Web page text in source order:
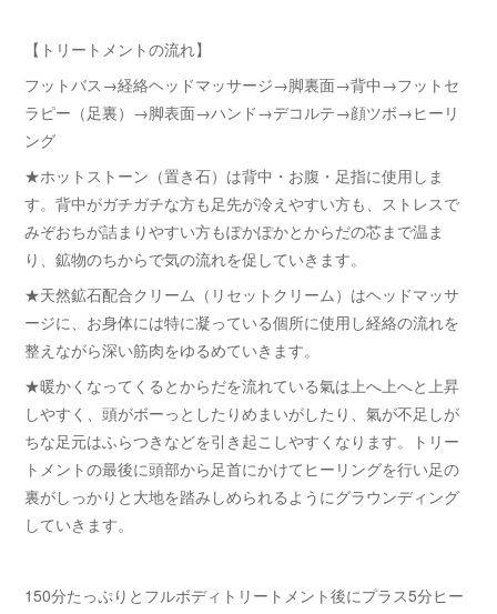
【トリートメントの流れ】
フットバス→経絡ヘッドマッサージ→脚裏面→背中→フットセ
ラピー（足裏）→脚表面→ハンド→デコルテ→顔ツボ→ヒーリ
ング
★ホットストーン（置き石）は背中・お腹・足指に使用しま
す。背中がガチガチな方も足先が冷えやすい方も、ストレスで
みぞおちが詰まりやすい方もぽかぽかとからだの芯まで温ま
り、鉱物のちからで気の流れを促していきます。
★天然鉱石配合クリーム（リセットクリーム）はヘッドマッサ
ージに、お身体には特に凝っている個所に使用し経絡の流れを
整えながら深い筋肉をゆるめていきます。
★暖かくなってくるとからだを流れている氣は上へ上へと上昇
しやすく、頭がボーっとしたりめまいがしたり、氣が不足しが
ちな足元はふらつきなどを引き起こしやすくなります。トリー
トメントの最後に頭部から足首にかけてヒーリングを行い足の
裏がしっかりと大地を踏みしめられるようにグラウンディング
していきます。
150分たっぷりとフルボディトリートメント後にプラス5分ヒー